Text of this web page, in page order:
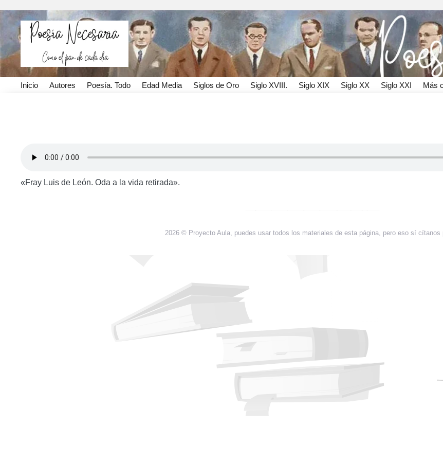
Inicio Autores Poesía. Todo Edad Media Siglos de Oro Siglo XVIII. Siglo XIX Siglo XX Siglo XXI Más
«Fray Luis de León. Oda a la vida retirada».
2026 © Proyecto Aula, puedes usar todos los materiales de esta página, pero eso sí cítanos